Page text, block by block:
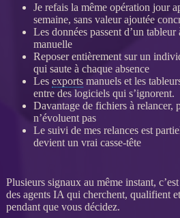
Je refais la même opération jour
semaine, sans valeur ajoutée
Les donnéespassent d’un tableur
manuelle
Reposer entièrement sur un
qui saute à chaque absence
Les exportsmanuels et les
entre des logiciels qui s’ignorent.
Davantage de fichiers à relancer,
n’évoluent pas
Le suivi de mes relancesest
devient un vrai casse-tête
Plusieurs signaux au même instant,
des agents IA qui cherchent, qualifient
pendant que vous décidez.